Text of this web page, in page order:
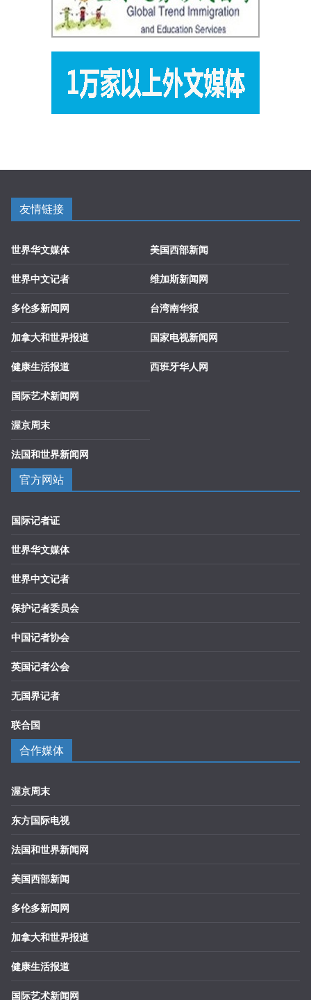
友情链接
世界华文媒体
世界中文记者
多伦多新闻网
加拿大和世界报道
健康生活报道
国际艺术新闻网
渥京周末
法国和世界新闻网
美国西部新闻
维加斯新闻网
台湾南华报
国家电视新闻网
西班牙华人网
官方网站
国际记者证
世界华文媒体
世界中文记者
保护记者委员会
中国记者协会
英国记者公会
无国界记者
联合国
合作媒体
渥京周末
东方国际电视
法国和世界新闻网
美国西部新闻
多伦多新闻网
加拿大和世界报道
健康生活报道
国际艺术新闻网